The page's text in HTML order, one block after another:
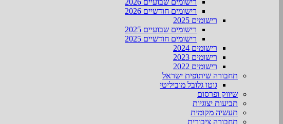
רישומים חודשיים 2026
רישומים 2025
רישומים שבועיים 2025
רישומים חודשיים 2025
רישומים 2024
רישומים 2023
רישומים 2022
תחבורה שיתופית ישראל
גוטו גלובל מוביליטי
שיווק ופרסום
תביעות יצוגיות
תעשיה מקומית
תחבורה ציבורית